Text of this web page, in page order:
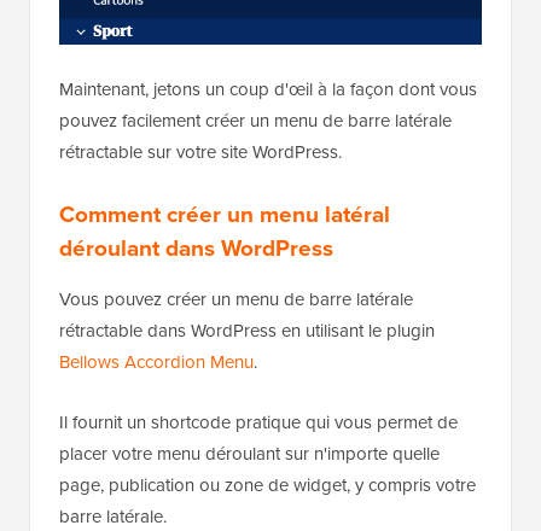
Maintenant, jetons un coup d'œil à la façon dont vous
pouvez facilement créer un menu de barre latérale
rétractable sur votre site WordPress.
Comment créer un menu latéral
déroulant dans WordPress
Vous pouvez créer un menu de barre latérale
rétractable dans WordPress en utilisant le plugin
Bellows Accordion Menu.
Il fournit un shortcode pratique qui vous permet de
placer votre menu déroulant sur n'importe quelle
page, publication ou zone de widget, y compris votre
barre latérale.